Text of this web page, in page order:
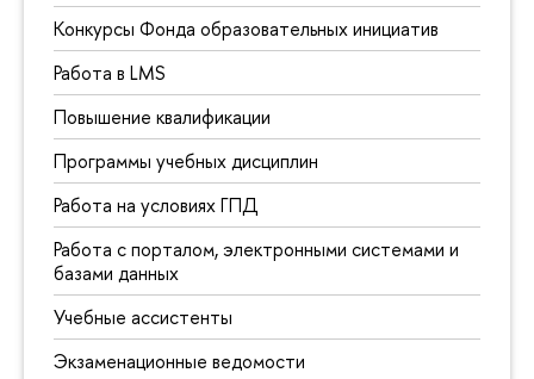
Конкурсы Фонда образовательных инициатив
Работа в LMS
Повышение квалификации
Программы учебных дисциплин
Работа на условиях ГПД
Работа с порталом, электронными системами и
базами данных
Учебные ассистенты
Экзаменационные ведомости